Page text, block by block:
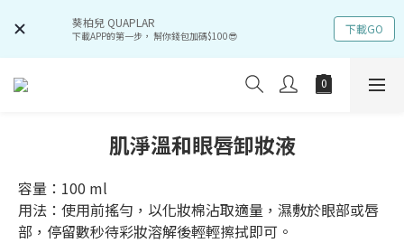
葵柏兒 QUAPLAR
下載APP的第一步， 幫你錢包加碼$100😎 下載GO
肌淨溫和眼唇卸妝液
容量：100 ml
用法：使用前搖勻，以化妝棉沾取適量，濕敷於眼部或唇
部，停留數秒待彩妝溶解後輕輕擦拭即可。